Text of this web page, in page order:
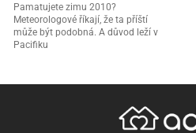
Pamatujete zimu 2010?
Meteorologové říkají, že ta příští
může být podobná. A důvod leží v
Pacifiku